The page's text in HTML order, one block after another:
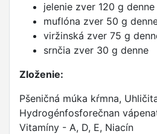
jelenie zver 120 g denne
muflóna zver 50 g
viržinská zver 75 g
srnčia zver 30 g denne
Zloženie:
Pšeničná múka kŕmna,
Hydrogénfosforečnan
Vitamíny - A, D, E, Niacín